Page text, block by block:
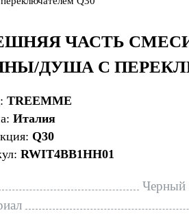
ЧАСТЬ
ДУША С
TREEMME
Италия
Q30
RWIT4BB1HH01
Черный